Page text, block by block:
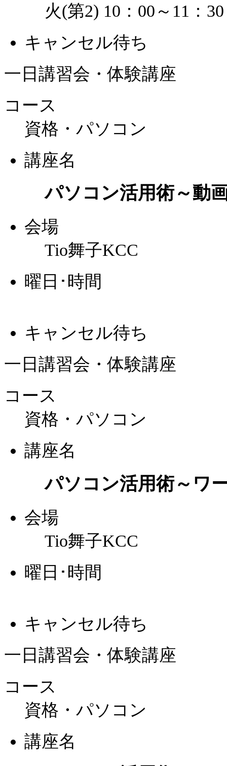
火(第2) 10：00～11：30
キャンセル待ち
一日講習会・体験講座
コース
資格・パソコン
講座名
パソコン活用術～動
会場
Tio舞子KCC
曜日･時間
キャンセル待ち
一日講習会・体験講座
コース
資格・パソコン
講座名
パソコン活用術～ワ
会場
Tio舞子KCC
曜日･時間
キャンセル待ち
一日講習会・体験講座
コース
資格・パソコン
講座名